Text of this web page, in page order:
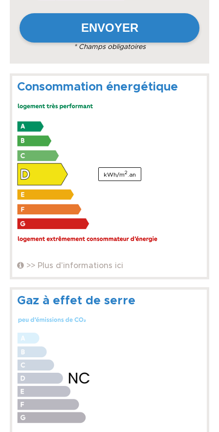
* Champs obligatoires
Consommation énergétique
kWh/m2 .an
>> Plus d'informations ici
Gaz à effet de serre